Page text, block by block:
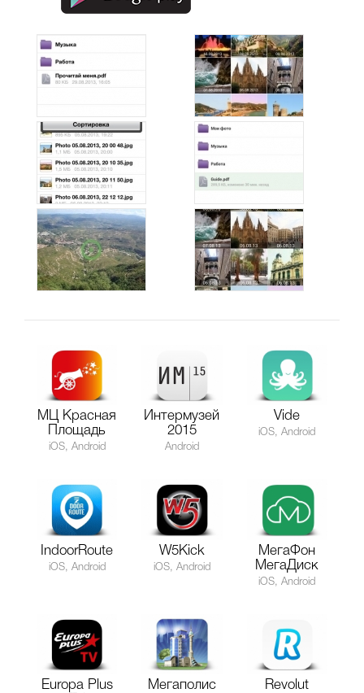
МЦ Красная
Площадь
iOS, Android
Интермузей
2015
Android
Vide
iOS, Android
IndoorRoute
iOS, Android
W5Kick
iOS, Android
МегаФон
МегаДиск
iOS, Android
Europa Plus
Мегаполис Revolut